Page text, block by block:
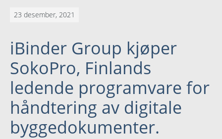
Språk:
English
Svenska
Dansk
23 desember, 2021
iBinder Group kjøper
SokoPro, Finlands
ledende programvare for
håndtering av digitale
byggedokumenter.